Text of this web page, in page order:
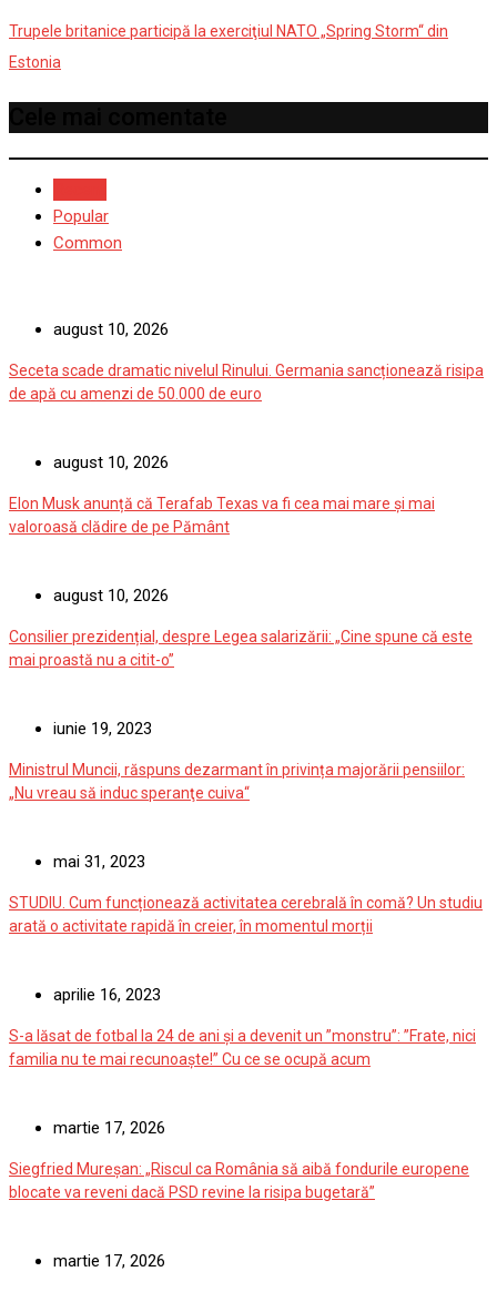
Trupele britanice participă la exerciţiul NATO „Spring Storm“ din
Estonia
Popular
Common
august 10, 2026
Seceta scade dramatic nivelul Rinului. Germania sancționează risipa
de apă cu amenzi de 50.000 de euro
august 10, 2026
Elon Musk anunță că Terafab Texas va fi cea mai mare și mai
valoroasă clădire de pe Pământ
august 10, 2026
Consilier prezidențial, despre Legea salarizării: „Cine spune că este
mai proastă nu a citit-o”
iunie 19, 2023
Ministrul Muncii, răspuns dezarmant în privința majorării pensiilor:
„Nu vreau să induc speranţe cuiva“
mai 31, 2023
STUDIU. Cum funcționează activitatea cerebrală în comă? Un studiu
arată o activitate rapidă în creier, în momentul morții
aprilie 16, 2023
S-a lăsat de fotbal la 24 de ani și a devenit un ”monstru”: ”Frate, nici
familia nu te mai recunoaște!” Cu ce se ocupă acum
martie 17, 2026
Siegfried Mureșan: „Riscul ca România să aibă fondurile europene
blocate va reveni dacă PSD revine la risipa bugetară”
martie 17, 2026